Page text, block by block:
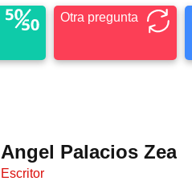
Otra pregunta
Angel Palacios Zea
Escritor